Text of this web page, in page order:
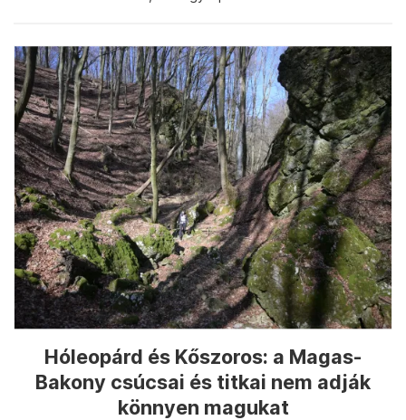
Hóleopárd és Kőszoros: a Magas-
Bakony csúcsai és titkai nem adják
könnyen magukat